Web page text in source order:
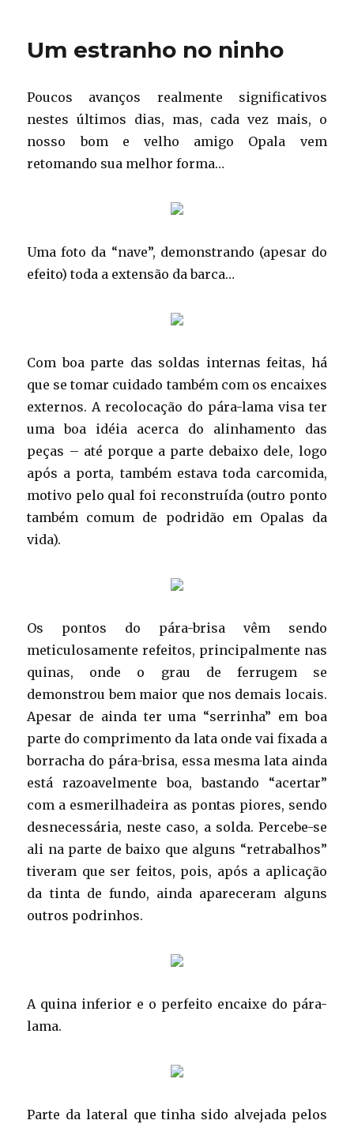
Um estranho no ninho
Poucos avanços realmente significativos
nestes últimos dias, mas, cada vez mais, o
nosso bom e velho amigo Opala vem
retomando sua melhor forma…
Uma foto da “nave”, demonstrando (apesar do
efeito) toda a extensão da barca…
Com boa parte das soldas internas feitas, há
que se tomar cuidado também com os encaixes
externos. A recolocação do pára-lama visa ter
uma boa idéia acerca do alinhamento das
peças – até porque a parte debaixo dele, logo
após a porta, também estava toda carcomida,
motivo pelo qual foi reconstruída (outro ponto
também comum de podridão em Opalas da
vida).
Os pontos do pára-brisa vêm sendo
meticulosamente refeitos, principalmente nas
quinas, onde o grau de ferrugem se
demonstrou bem maior que nos demais locais.
Apesar de ainda ter uma “serrinha” em boa
parte do comprimento da lata onde vai fixada a
borracha do pára-brisa, essa mesma lata ainda
está razoavelmente boa, bastando “acertar”
com a esmerilhadeira as pontas piores, sendo
desnecessária, neste caso, a solda. Percebe-se
ali na parte de baixo que alguns “retrabalhos”
tiveram que ser feitos, pois, após a aplicação
da tinta de fundo, ainda apareceram alguns
outros podrinhos.
A quina inferior e o perfeito encaixe do pára-
lama.
Parte da lateral que tinha sido alvejada pelos